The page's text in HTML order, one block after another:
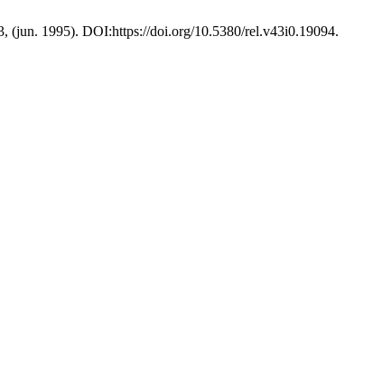
(jun. 1995). DOI:https://doi.org/10.5380/rel.v43i0.19094.